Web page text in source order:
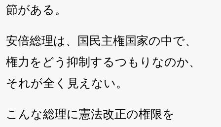
節がある。
安倍総理は、国民主権国家の中で、
権力をどう抑制するつもりなのか、
それが全く見えない。
こんな総理に憲法改正の権限を